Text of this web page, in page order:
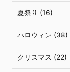
夏祭り (16)
ハロウィン (38)
クリスマス (22)